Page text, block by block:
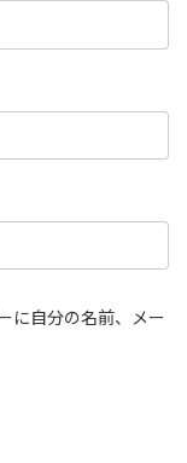
に自分の名前、メー